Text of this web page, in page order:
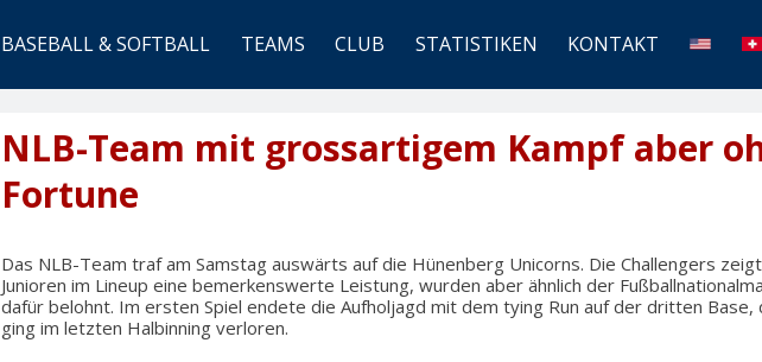
BASEBALL & SOFTBALL TEAMS CLUB STATISTIKEN KONTAKT
NLB-Team mit grossartigem Kampf aber
Fortune
Das NLB-Team traf am Samstag auswärts auf die Hünenberg Unicorns. Die Challengers
Junioren im Lineup eine bemerkenswerte Leistung, wurden aber ähnlich der
dafür belohnt. Im ersten Spiel endete die Aufholjagd mit dem tying Run auf der dritten
ging im letzten Halbinning verloren.